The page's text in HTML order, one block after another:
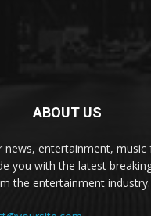
ABOUT US
news, entertainment, music
you with the latest
the entertainment industry.